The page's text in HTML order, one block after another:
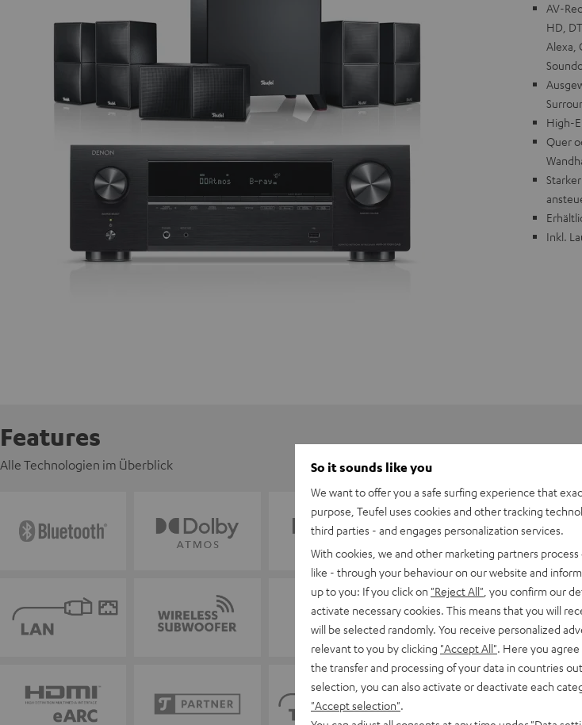
AV-
HD,
Alexa,
High-
Quer
Inkl.
Features
Alle Technologien im Überblick So it sounds like you
We want to offer you a safe surfing experience that
purpose, Teufel uses cookies and other tracking
third parties - and engages personalization services.
With cookies, we and other marketing partners
like - through your behaviour on our website and
up to you: If you click on "Reject All" , you confirm our
activate necessary cookies. This means that you will
will be selected randomly. You receive personalized
relevant to you by clicking "Accept All" . Here you
the transfer and processing of your data in countries
selection, you can also activate or deactivate each
"Accept selection"